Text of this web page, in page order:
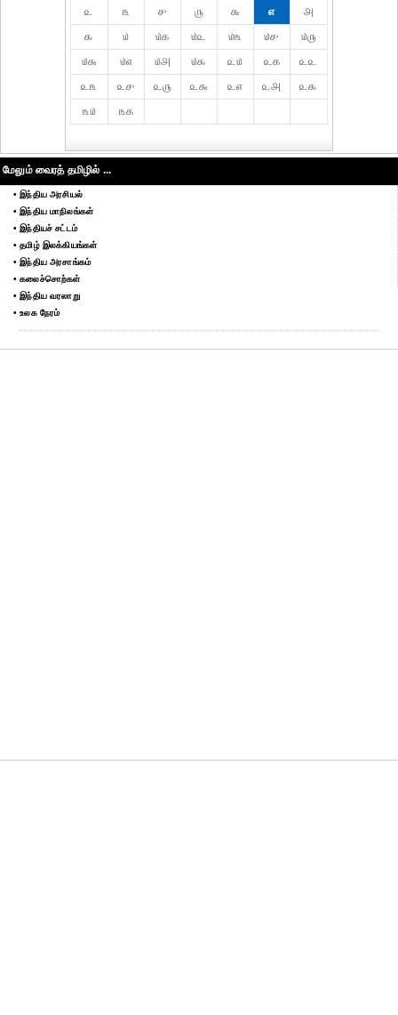
௨ ௩ ௪ ௫ ௬ ௭
௮
௯
௰ ௰௧ ௰௨ ௰௩ ௰௪
௰௫
௰௬
௰௭ ௰௮ ௰௯ ௨௰ ௨௧
௨௨
௨௩
௨௪ ௨௫ ௨௬ ௨௭ ௨௮
௨௯
௩௰
௩௧
மேலும் வைரத் தமிழில் ...
• இந்திய அரசியல்
• இந்திய மாநிலங்கள்
• இந்தியச் சட்டம்
• தமிழ் இலக்கியங்கள்
• இந்திய அரசாங்கம்
• கலைச்சொற்கள்
• இந்திய வரலாறு
• உலக நேரம்